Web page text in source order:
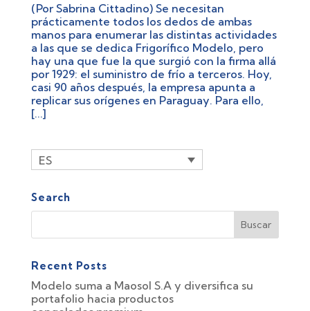
(Por Sabrina Cittadino) Se necesitan
prácticamente todos los dedos de ambas
manos para enumerar las distintas actividades
a las que se dedica Frigorífico Modelo, pero
hay una que fue la que surgió con la firma allá
por 1929: el suministro de frío a terceros. Hoy,
casi 90 años después, la empresa apunta a
replicar sus orígenes en Paraguay. Para ello,
[...]
ES
Search
Recent Posts
Modelo suma a Maosol S.A y diversifica su
portafolio hacia productos